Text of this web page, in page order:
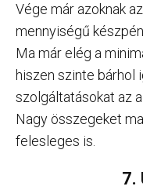
Vége már azoknak
mennyiségű
Ma már elég a
hiszen szinte bárhol
szolgáltatásokat az
Nagy összegeket
felesleges is.
7.